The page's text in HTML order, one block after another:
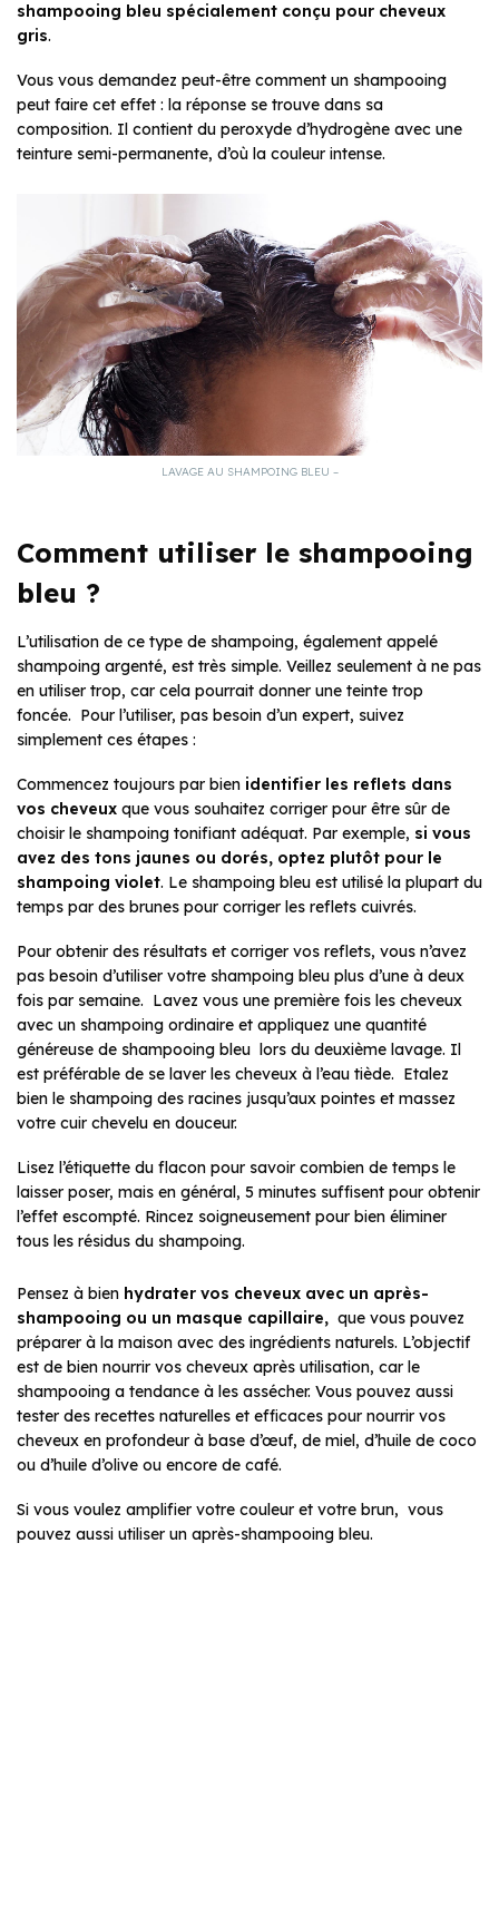
shampooing bleu spécialement conçu pour cheveux
gris.
Vous vous demandez peut-être comment un shampooing
peut faire cet effet : la réponse se trouve dans sa
composition. Il contient du peroxyde d’hydrogène avec une
teinture semi-permanente, d’où la couleur intense.
LAVAGE AU SHAMPOING BLEU –
Comment utiliser le shampooing
bleu ?
L’utilisation de ce type de shampoing, également appelé
shampoing argenté, est très simple. Veillez seulement à ne pas
en utiliser trop, car cela pourrait donner une teinte trop
foncée. Pour l’utiliser, pas besoin d’un expert, suivez
simplement ces étapes :
Commencez toujours par bien identifier les reflets dans
vos cheveux que vous souhaitez corriger pour être sûr de
choisir le shampoing tonifiant adéquat. Par exemple, si vous
avez des tons jaunes ou dorés, optez plutôt pour le
shampoing violet. Le shampoing bleu est utilisé la plupart du
temps par des brunes pour corriger les reflets cuivrés.
Pour obtenir des résultats et corriger vos reflets, vous n’avez
pas besoin d’utiliser votre shampoing bleu plus d’une à deux
fois par semaine. Lavez vous une première fois les cheveux
avec un shampoing ordinaire et appliquez une quantité
généreuse de shampooing bleu lors du deuxième lavage. Il
est préférable de se laver les cheveux à l’eau tiède. Etalez
bien le shampoing des racines jusqu’aux pointes et massez
votre cuir chevelu en douceur.
Lisez l’étiquette du flacon pour savoir combien de temps le
laisser poser, mais en général, 5 minutes suffisent pour obtenir
l’effet escompté. Rincez soigneusement pour bien éliminer
tous les résidus du shampoing.
Pensez à bien hydrater vos cheveux avec un après-
shampooing ou un masque capillaire, que vous pouvez
préparer à la maison avec des ingrédients naturels. L’objectif
est de bien nourrir vos cheveux après utilisation, car le
shampooing a tendance à les assécher. Vous pouvez aussi
tester des recettes naturelles et efficaces pour nourrir vos
cheveux en profondeur à base d’œuf, de miel, d’huile de coco
ou d’huile d’olive ou encore de café.
Si vous voulez amplifier votre couleur et votre brun, vous
pouvez aussi utiliser un après-shampooing bleu.